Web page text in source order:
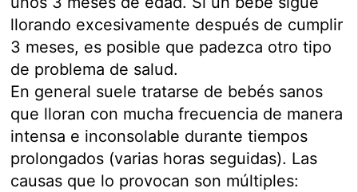
llorando excesivamente después de cumplir
3 meses, es posible que padezca otro tipo
de problema de salud.
En general suele tratarse de bebés sanos
que lloran con mucha frecuencia de manera
intensa e inconsolable durante tiempos
prolongados (varias horas seguidas). Las
causas que lo provocan son múltiples: